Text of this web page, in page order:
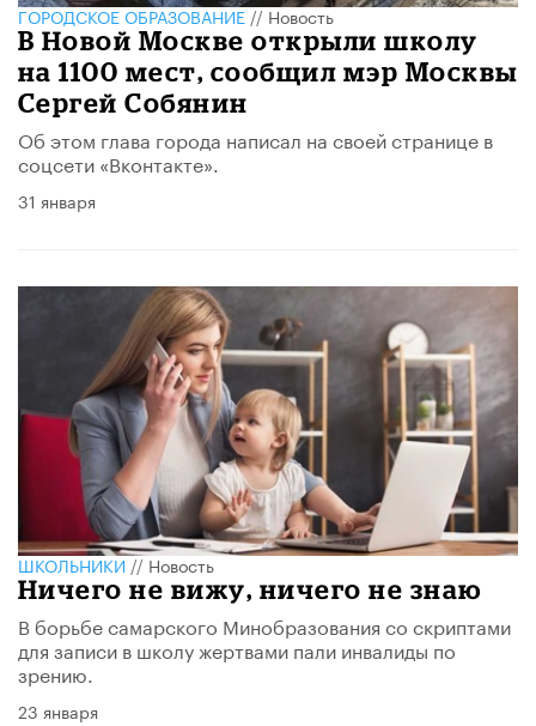
ГОРОДСКОЕ ОБРАЗОВАНИЕ//Новость
В Новой Москве открыли школу
на 1100 мест, сообщил мэр Москвы
Сергей Собянин
Об этом глава города написал на своей странице в
соцсети «Вконтакте».
31 января
ШКОЛЬНИКИ//Новость
Ничего не вижу, ничего не знаю
В борьбе самарского Минобразования со скриптами
для записи в школу жертвами пали инвалиды по
зрению.
23 января